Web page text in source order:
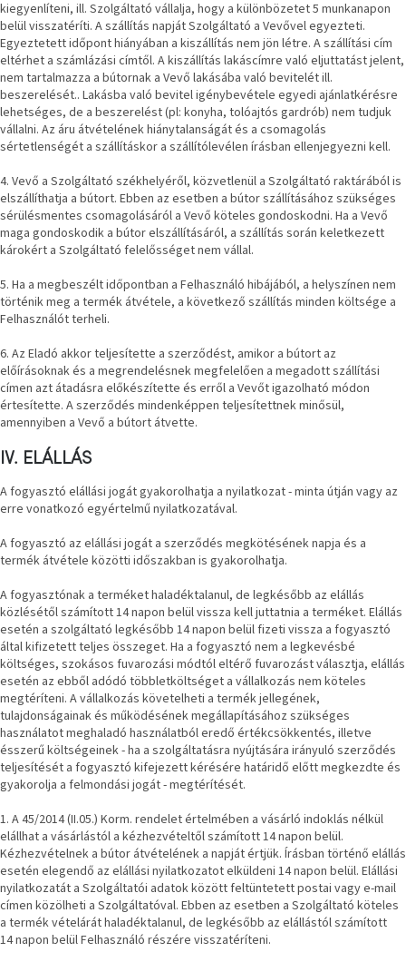
Chotikov
bemutatóterem
Tervezés
és
praktikus
segítők
Home
KEDVEZMÉNY
Kave
Home
Karlín
ProBydleni
Prague
Stodůlky
Windsor
Co
kollekció
-15%
kiválasztott
dizájner
termékekre
Dan-
Form
kedvezményesen
Scandi
gyűjtemény
Devichy
gyűjtemény
Ghado
gyűjtemény
-
Fő
kategóriák
kiegyenlíteni, ill. Szolgáltató vállalja, hogy a különbözetet 5 munkanapon
belül visszatéríti. A szállítás napját Szolgáltató a Vevővel egyezteti.
Egyeztetett időpont hiányában a kiszállítás nem jön létre. A szállítási cím
eltérhet a számlázási címtől. A kiszállítás lakáscímre való eljuttatást jelent,
nem tartalmazza a bútornak a Vevő lakásába való bevitelét ill.
beszerelését.. Lakásba való bevitel igénybevétele egyedi ajánlatkérésre
lehetséges, de a beszerelést (pl: konyha, tolóajtós gardrób) nem tudjuk
vállalni. Az áru átvételének hiánytalanságát és a csomagolás
sértetlenségét a szállításkor a szállítólevélen írásban ellenjegyezni kell.
4. Vevő a Szolgáltató székhelyéről, közvetlenül a Szolgáltató raktárából is
elszállíthatja a bútort. Ebben az esetben a bútor szállításához szükséges
sérülésmentes csomagolásáról a Vevő köteles gondoskodni. Ha a Vevő
maga gondoskodik a bútor elszállításáról, a szállítás során keletkezett
károkért a Szolgáltató felelősséget nem vállal.
5. Ha a megbeszélt időpontban a Felhasználó hibájából, a helyszínen nem
történik meg a termék átvétele, a következő szállítás minden költsége a
Felhasználót terheli.
6. Az Eladó akkor teljesítette a szerződést, amikor a bútort az
előírásoknak és a megrendelésnek megfelelően a megadott szállítási
címen azt átadásra előkészítette és erről a Vevőt igazolható módon
értesítette. A szerződés mindenképpen teljesítettnek minősül,
amennyiben a Vevő a bútort átvette.
IV. ELÁLLÁS
A fogyasztó elállási jogát gyakorolhatja a nyilatkozat - minta útján vagy az
erre vonatkozó egyértelmű nyilatkozatával.
A fogyasztó az elállási jogát a szerződés megkötésének napja és a
termék átvétele közötti időszakban is gyakorolhatja.
A fogyasztónak a terméket haladéktalanul, de legkésőbb az elállás
közlésétől számított 14 napon belül vissza kell juttatnia a terméket. Elállás
esetén a szolgáltató legkésőbb 14 napon belül fizeti vissza a fogyasztó
által kifizetett teljes összeget. Ha a fogyasztó nem a legkevésbé
költséges, szokásos fuvarozási módtól eltérő fuvarozást választja, elállás
esetén az ebből adódó többletköltséget a vállalkozás nem köteles
megtéríteni. A vállalkozás követelheti a termék jellegének,
tulajdonságainak és működésének megállapításához szükséges
használatot meghaladó használatból eredő értékcsökkentés, illetve
ésszerű költségeinek - ha a szolgáltatásra nyújtására irányuló szerződés
teljesítését a fogyasztó kifejezett kérésére határidő előtt megkezdte és
gyakorolja a felmondási jogát - megtérítését.
1. A 45/2014 (II.05.) Korm. rendelet értelmében a vásárló indoklás nélkül
elállhat a vásárlástól a kézhezvételtől számított 14 napon belül.
Kézhezvételnek a bútor átvételének a napját értjük. Írásban történő elállás
esetén elegendő az elállási nyilatkozatot elküldeni 14 napon belül. Elállási
nyilatkozatát a Szolgáltatói adatok között feltüntetett postai vagy e-mail
címen közölheti a Szolgáltatóval. Ebben az esetben a Szolgáltató köteles
a termék vételárát haladéktalanul, de legkésőbb az elállástól számított
14 napon belül Felhasználó részére visszatéríteni.